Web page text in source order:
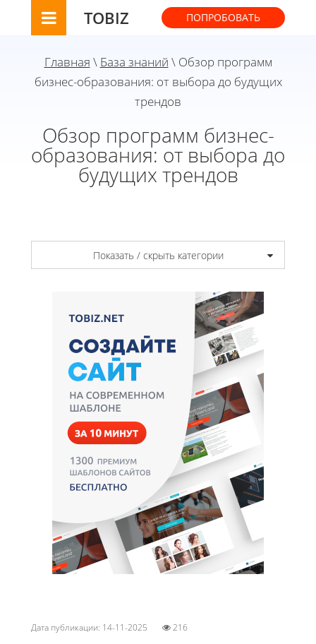
TOBIZ ПОПРОБОВАТЬ
Главная \ База знаний \ Обзор программ
бизнес-образования: от выбора до будущих
трендов
Обзор программ бизнес-
образования: от выбора до
будущих трендов
Показать / скрыть категории
Дата публикации: 14-11-2025 216